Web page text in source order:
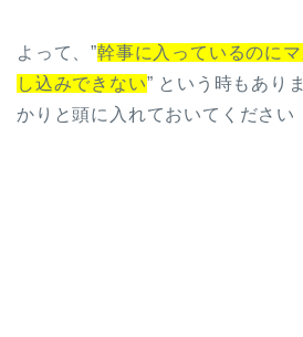
よって、”幹事に入っているのに
し込みできない” という時もあり
かりと頭に入れておいてください